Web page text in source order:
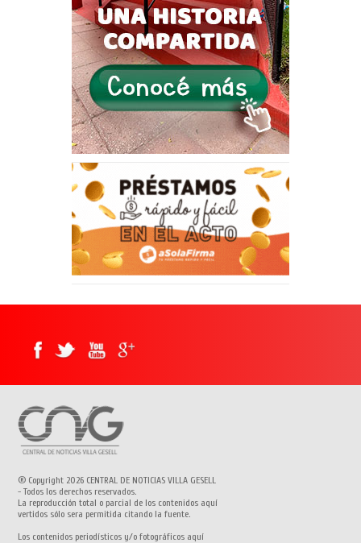
® Copyright 2026 CENTRAL DE NOTICIAS VILLA GESELL
- Todos los derechos reservados.
La reproducción total o parcial de los contenidos aquí
vertidos sólo sera permitida citando la fuente.
Los contenidos periodísticos y/o fotográficos aquí